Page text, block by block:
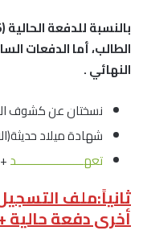
الطالب، أما الدفعات
النهائي .
نسختان عن كشوف
شهادة ميلاد
تعهـــــــــــــــــــــد+
ثانياً:ملف
أخرى دفعة حالية